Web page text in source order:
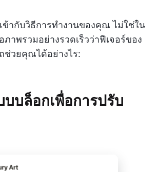
ข้ากับวิธีการทำงานของคุณ ไม่ใช่ใน
าพรวมอย่างรวดเร็วว่าฟีเจอร์ของ
ช่วยคุณได้อย่างไร:
บบล็อกเพื่อการปรับ